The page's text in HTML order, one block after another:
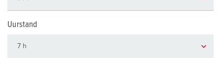
Uurstand